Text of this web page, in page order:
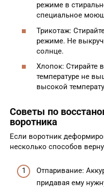
режиме в
специальное
Трикотаж:
режиме. Не
солнце.
Хлопок: Стирайте
температуре не
высокой
Советы по
воротника
Если воротник
несколько способов
Отпаривание:
придавая ему